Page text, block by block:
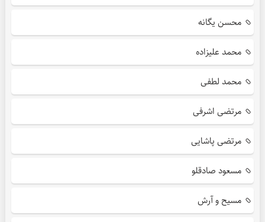
محسن یگانه
محمد علیزاده
محمد لطفی
مرتضی اشرفی
مرتضی پاشایی
مسعود صادقلو
مسیح و آرش